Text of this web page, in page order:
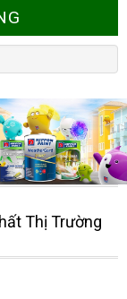
Thị Trường